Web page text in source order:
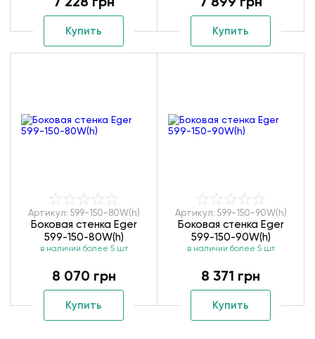
Купить Купить
Артикул: 599-150-80W(h)
Боковая стенка Eger
599-150-80W(h)
в наличии более 5 шт
8 070 грн
Купить
Артикул: 599-150-90W(h)
Боковая стенка Eger
599-150-90W(h)
в наличии более 5 шт
8 371 грн
Купить